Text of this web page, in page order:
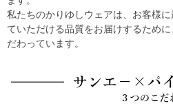
私たちのかりゆしウェアは、お客様
ていただける品質をお届けするため
だわっています。